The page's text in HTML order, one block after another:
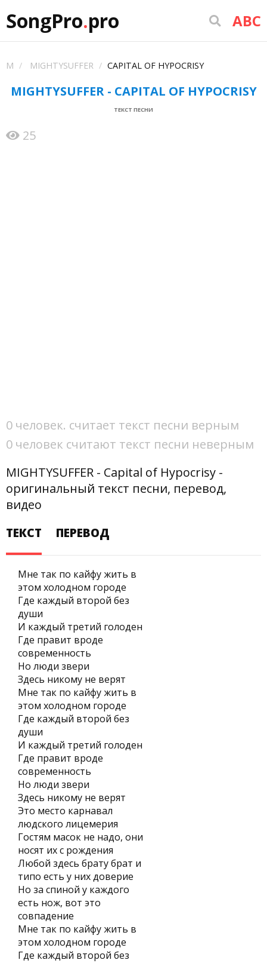
SongPro.pro ABC
M MIGHTYSUFFER CAPITAL OF HYPOCRISY
MIGHTYSUFFER - CAPITAL OF HYPOCRISY
ТЕКСТ ПЕСНИ
25
0 человек. считает текст песни верным
0 человек считают текст песни неверным
MIGHTYSUFFER - Capital of Hypocrisy -
оригинальный текст песни, перевод,
видео
ТЕКСТ
ПЕРЕВОД
Мне так по кайфу жить в
этом холодном городе
Где каждый второй без
души
И каждый третий голоден
Где правит вроде
современность
Но люди звери
Здесь никому не верят
Мне так по кайфу жить в
этом холодном городе
Где каждый второй без
души
И каждый третий голоден
Где правит вроде
современность
Но люди звери
Здесь никому не верят
Это место карнавал
людского лицемерия
Гостям масок не надо, они
носят их с рождения
Любой здесь брату брат и
типо есть у них доверие
Но за спиной у каждого
есть нож, вот это
совпадение
Мне так по кайфу жить в
этом холодном городе
Где каждый второй без